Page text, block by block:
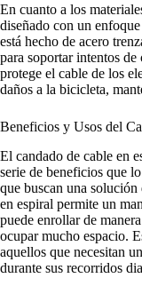
En cuanto a los
diseñado con un
está hecho de acero
para soportar intentos
protege el cable de los
daños a la bicicleta,
Beneficios y Usos del
El candado de cable en
serie de beneficios que
que buscan una
en espiral permite un
puede enrollar de
ocupar mucho espacio.
aquellos que necesitan
durante sus recorridos